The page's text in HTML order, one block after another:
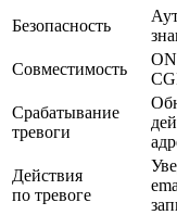
Безопасность
Совместимость
Срабатывание
тревоги
Действия
по тревоге